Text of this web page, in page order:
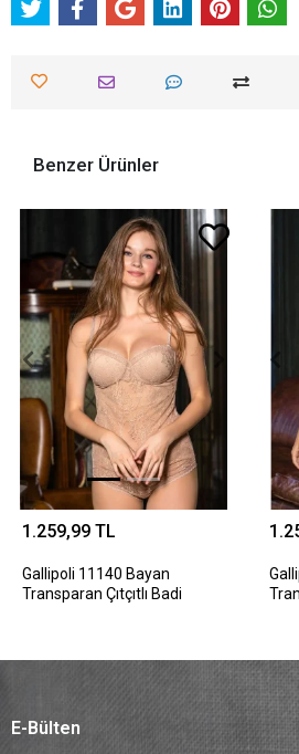
Benzer Ürünler
1.259,99 TL
Gallipoli 11140 Bayan
Transparan Çıtçıtlı Badi
E-Bülten